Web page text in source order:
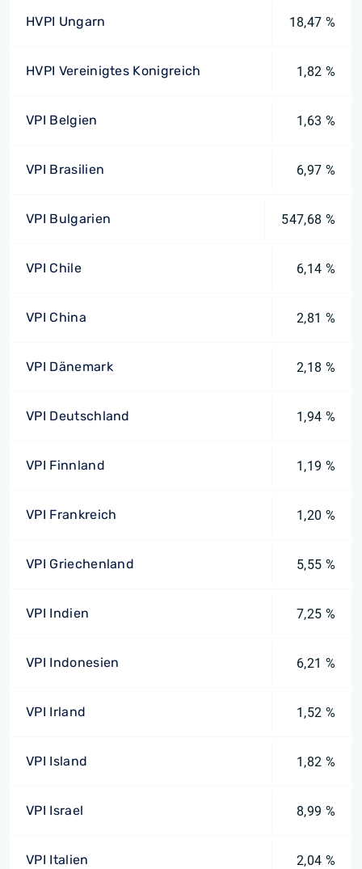
HVPI Ungarn 18,47 %
HVPI Vereinigtes Konigreich 1,82 %
VPI Belgien 1,63 %
VPI Brasilien 6,97 %
VPI Bulgarien 547,68 %
VPI Chile 6,14 %
VPI China 2,81 %
VPI Dänemark 2,18 %
VPI Deutschland 1,94 %
VPI Finnland 1,19 %
VPI Frankreich 1,20 %
VPI Griechenland 5,55 %
VPI Indien 7,25 %
VPI Indonesien 6,21 %
VPI Irland 1,52 %
VPI Island 1,82 %
VPI Israel 8,99 %
VPI Italien 2,04 %